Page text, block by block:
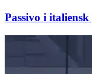
Passivo i